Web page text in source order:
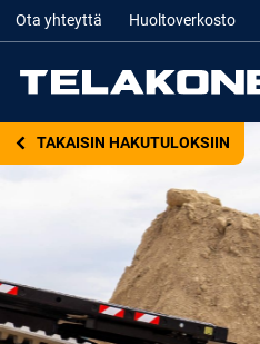
Ota yhteyttä Huoltoverkosto
TAKAISIN HAKUTULOKSIIN